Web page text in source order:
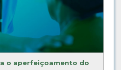
o aperfeiçoamento do